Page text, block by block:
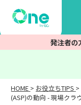
発注者の
HOME > お役立ちTIPS >
(ASP)の動向 - 現場クラ